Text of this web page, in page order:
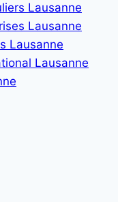
Lausanne
Lausanne
Lausanne
Lausanne